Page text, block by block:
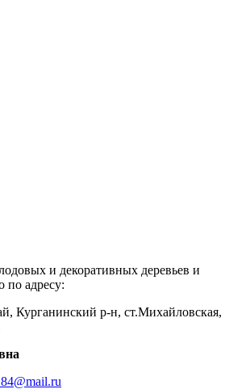
и декоративных деревьев и
по адресу:
Курганинский р-н, ст.Михайловская,